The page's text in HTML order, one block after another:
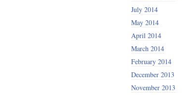
July 2014
May 2014
April 2014
March 2014
February 2014
December 2013
November 2013